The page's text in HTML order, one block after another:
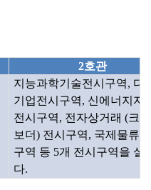
2호관
지능과학기술전시구역, 다
기업전시구역, 신에너지자
전시구역, 전자상거래 (크
보더) 전시구역, 국제물류
구역 등 5개 전시구역을 설
다.